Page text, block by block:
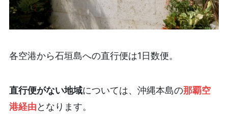
各空港から石垣島への直行便は1日数便。
直行便がない地域については、沖縄本島の那覇空
港経由となります。